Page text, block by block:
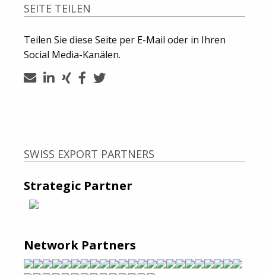
SEITE TEILEN
Teilen Sie diese Seite per E-Mail oder in Ihren
Social Media-Kanälen.
SWISS EXPORT PARTNERS
Strategic Partner
Network Partners